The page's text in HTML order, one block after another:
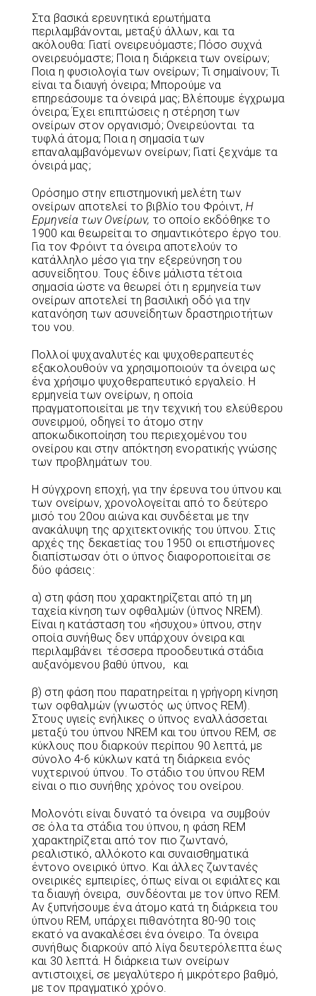
Στα βασικά ερευνητικά ερωτήματα
περιλαμβάνονται, μεταξύ άλλων, και τα
ακόλουθα: Γιατί ονειρευόμαστε; Πόσο συχνά
ονειρευόμαστε; Ποια η διάρκεια των ονείρων;
Ποια η φυσιολογία των ονείρων; Τι σημαίνουν; Τι
είναι τα διαυγή όνειρα; Μπορούμε να
επηρεάσουμε τα όνειρά μας; Βλέπουμε έγχρωμα
όνειρα; Έχει επιπτώσεις η στέρηση των
ονείρων στον οργανισμό; Ονειρεύονται τα
τυφλά άτομα; Ποια η σημασία των
επαναλαμβανόμενων ονείρων; Γιατί ξεχνάμε τα
όνειρά μας;
Ορόσημο στην επιστημονική μελέτη των
ονείρων αποτελεί το βιβλίο του Φρόιντ,Η
Ερμηνεία των Ονείρων, το οποίο εκδόθηκε το
1900 και θεωρείται το σημαντικότερο έργο του.
Για τον Φρόιντ τα όνειρα αποτελούν το
κατάλληλο μέσο για την εξερεύνηση του
ασυνείδητου. Τους έδινε μάλιστα τέτοια
σημασία ώστε να θεωρεί ότι η ερμηνεία των
ονείρων αποτελεί τη βασιλική οδό για την
κατανόηση των ασυνείδητων δραστηριοτήτων
του νου.
Πολλοί ψυχαναλυτές και ψυχοθεραπευτές
εξακολουθούν να χρησιμοποιούν τα όνειρα ως
ένα χρήσιμο ψυχοθεραπευτικό εργαλείο. Η
ερμηνεία των ονείρων, η οποία
πραγματοποιείται με την τεχνική του ελεύθερου
συνειρμού, οδηγεί το άτομο στην
αποκωδικοποίηση του περιεχομένου του
ονείρου και στην απόκτηση ενορατικής γνώσης
των προβλημάτων του.
Η σύγχρονη εποχή, για την έρευνα του ύπνου και
των ονείρων, χρονολογείται από το δεύτερο
μισό του 20ου αιώνα και συνδέεται με την
ανακάλυψη της αρχιτεκτονικής του ύπνου. Στις
αρχές της δεκαετίας του 1950 οι επιστήμονες
διαπίστωσαν ότι ο ύπνος διαφοροποιείται σε
δύο φάσεις:
α) στη φάση που χαρακτηρίζεται από τη μη
ταχεία κίνηση των οφθαλμών (ύπνος ΝREM).
Είναι η κατάσταση του «ήσυχου» ύπνου, στην
οποία συνήθως δεν υπάρχουν όνειρα και
περιλαμβάνει τέσσερα προοδευτικά στάδια
αυξανόμενου βαθύ ύπνου, και
β) στη φάση που παρατηρείται η γρήγορη κίνηση
των οφθαλμών (γνωστός ως ύπνος REM).
Στους υγιείς ενήλικες ο ύπνος εναλλάσσεται
μεταξύ του ύπνου ΝREM και του ύπνου REM, σε
κύκλους που διαρκούν περίπου 90 λεπτά, με
σύνολο 4-6 κύκλων κατά τη διάρκεια ενός
νυχτερινού ύπνου. Το στάδιο του ύπνου REM
είναι ο πιο συνήθης χρόνος του ονείρου.
Μολονότι είναι δυνατό τα όνειρα να συμβούν
σε όλα τα στάδια του ύπνου, η φάση REM
χαρακτηρίζεται από τον πιο ζωντανό,
ρεαλιστικό, αλλόκοτο και συναισθηματικά
έντονο ονειρικό ύπνο. Και άλλες ζωντανές
ονειρικές εμπειρίες, όπως είναι οι εφιάλτες και
τα διαυγή όνειρα, συνδέονται με τον ύπνο REM.
Αν ξυπνήσουμε ένα άτομο κατά τη διάρκεια του
ύπνου REM, υπάρχει πιθανότητα 80-90 τοις
εκατό να ανακαλέσει ένα όνειρο. Τα όνειρα
συνήθως διαρκούν από λίγα δευτερόλεπτα έως
και 30 λεπτά. Η διάρκεια των ονείρων
αντιστοιχεί, σε μεγαλύτερο ή μικρότερο βαθμό,
με τον πραγματικό χρόνο.